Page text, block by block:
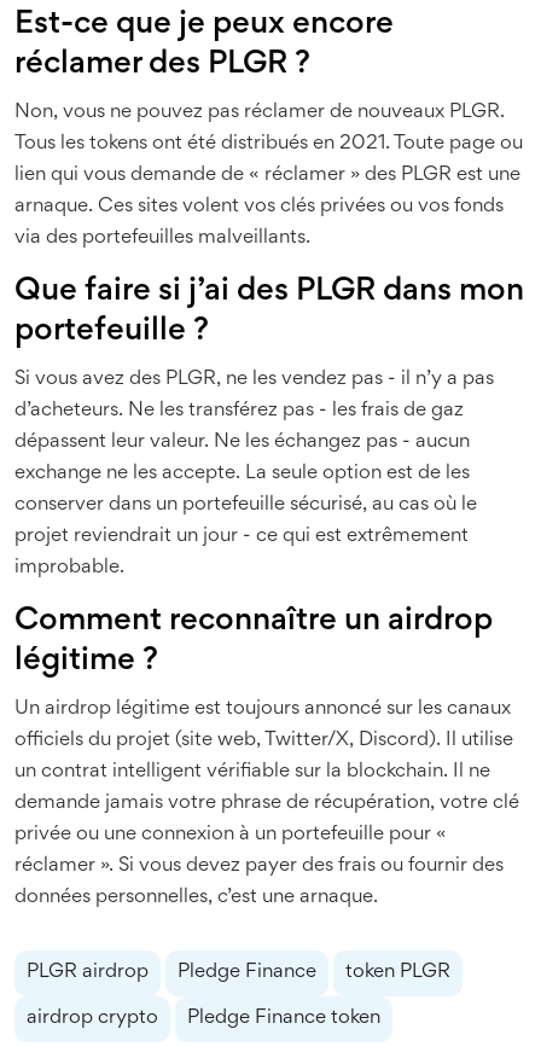
Est-ce que je peux encore
réclamer des PLGR ?
Non, vous ne pouvez pas réclamer de nouveaux PLGR.
Tous les tokens ont été distribués en 2021. Toute page ou
lien qui vous demande de « réclamer » des PLGR est une
arnaque. Ces sites volent vos clés privées ou vos fonds
via des portefeuilles malveillants.
Que faire si j’ai des PLGR dans mon
portefeuille ?
Si vous avez des PLGR, ne les vendez pas - il n’y a pas
d’acheteurs. Ne les transférez pas - les frais de gaz
dépassent leur valeur. Ne les échangez pas - aucun
exchange ne les accepte. La seule option est de les
conserver dans un portefeuille sécurisé, au cas où le
projet reviendrait un jour - ce qui est extrêmement
improbable.
Comment reconnaître un airdrop
légitime ?
Un airdrop légitime est toujours annoncé sur les canaux
officiels du projet (site web, Twitter/X, Discord). Il utilise
un contrat intelligent vérifiable sur la blockchain. Il ne
demande jamais votre phrase de récupération, votre clé
privée ou une connexion à un portefeuille pour «
réclamer ». Si vous devez payer des frais ou fournir des
données personnelles, c’est une arnaque.
PLGR airdrop Pledge Finance token PLGR
airdrop crypto Pledge Finance token